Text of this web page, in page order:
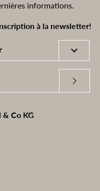
informations.
à la newsletter!
& Co KG